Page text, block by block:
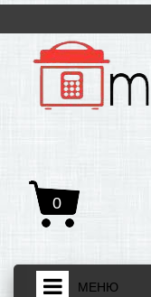
0
МЕНЮ